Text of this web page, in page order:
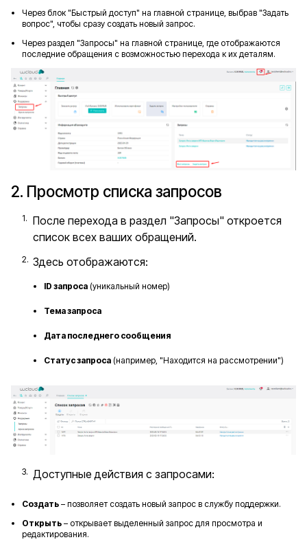
Через блок "Быстрый доступ" на главной странице, выбрав "Задать
вопрос", чтобы сразу создать новый запрос.
Через раздел "Запросы" на главной странице, где отображаются
последние обращения с возможностью перехода к их деталям.
2. Просмотр списка запросов
После перехода в раздел "Запросы" откроется
список всех ваших обращений.
Здесь отображаются:
ID запроса (уникальный номер)
Тема запроса
Дата последнего сообщения
Статус запроса (например, "Находится на рассмотрении")
Доступные действия с запросами:
Создать – позволяет создать новый запрос в службу поддержки.
Открыть – открывает выделенный запрос для просмотра и
редактирования.